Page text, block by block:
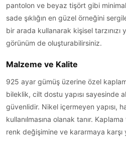
pantolon ve beyaz tişört gibi minimal
sade şıklığın en güzel örneğini
bir arada kullanarak kişisel tarzınızı
görünüm de oluşturabilirsiniz.
Malzeme ve Kalite
925 ayar gümüş üzerine özel
bileklik, cilt dostu yapısı sayesinde
güvenlidir. Nikel içermeyen yapısı,
kullanılmasına olanak tanır.
renk değişimine ve kararmaya karşı